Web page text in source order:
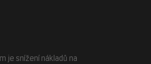
je snížení nákladů na